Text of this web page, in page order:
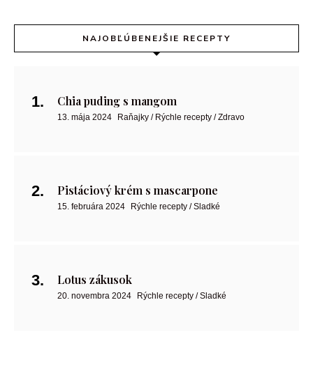
NAJOBĽÚBENEJŠIE RECEPTY
Chia puding s mangom
13. mája 2024 Raňajky / Rýchle recepty / Zdravo
Pistáciový krém s mascarpone
15. februára 2024 Rýchle recepty / Sladké
Lotus zákusok
20. novembra 2024 Rýchle recepty / Sladké